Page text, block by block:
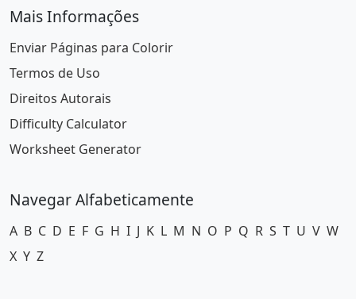
Mais Informações
Enviar Páginas para Colorir
Termos de Uso
Direitos Autorais
Difficulty Calculator
Worksheet Generator
Navegar Alfabeticamente
A B C D E F G H I J K L M N O P Q R S T U V W
X Y Z